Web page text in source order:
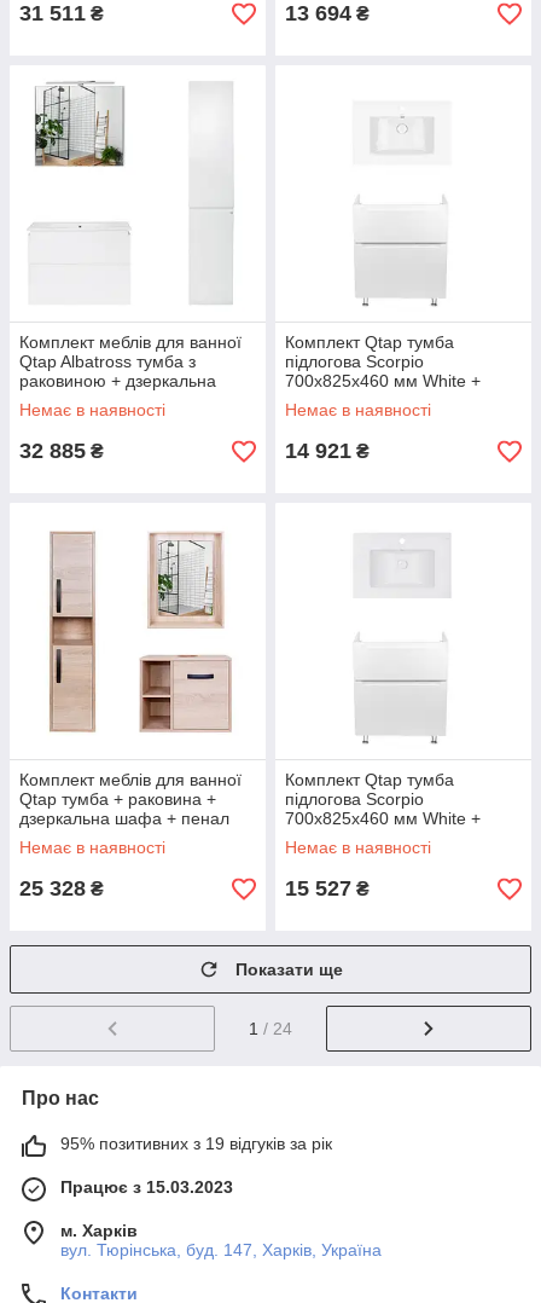
31 511 ₴ 13 694 ₴
Комплект меблів для ванної
Qtap Albatross тумба з
раковиною + дзеркальна
шафа + пенал
QT044AL42958
Немає в наявності
32 885 ₴
Комплект Qtap тумба
підлогова Scorpio
700х825х460 мм White +
раковина урізна Albatross
QT71SC43956
Немає в наявності
14 921 ₴
Комплект меблів для ванної
Qtap тумба + раковина +
дзеркальна шафа + пенал
QT044PI42959
Немає в наявності
25 328 ₴
Комплект Qtap тумба
підлогова Scorpio
700х825х460 мм White +
раковина урізна Albatross E
QT71SC43957
Немає в наявності
15 527 ₴
Показати ще
1 / 24
Про нас
95% позитивних з 19 відгуків за рік
Працює з 15.03.2023
м. Харків
вул. Тюрінська, буд. 147, Харків, Україна
Контакти